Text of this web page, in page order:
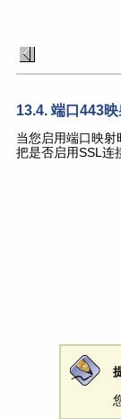
13.4. 端口443
当您启用端口映射
把是否启用SSL连